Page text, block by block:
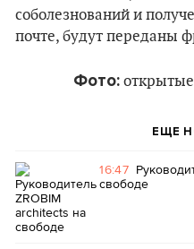
соболезнований и
почте, будут переданы
Фото:открытые
ЕЩЕ
16:47
свободе